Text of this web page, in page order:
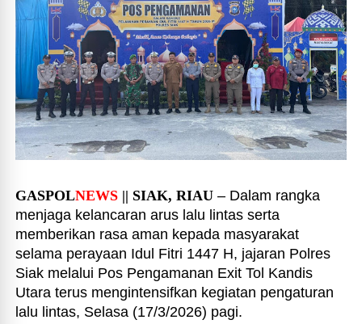
GASPOLNEWS || SIAK, RIAU– Dalam rangka
menjaga kelancaran arus lalu lintas serta
memberikan rasa aman kepada masyarakat
selama perayaan Idul Fitri 1447 H, jajaran Polres
Siak melalui Pos Pengamanan Exit Tol Kandis
Utara terus mengintensifkan kegiatan pengaturan
lalu lintas, Selasa (17/3/2026) pagi.